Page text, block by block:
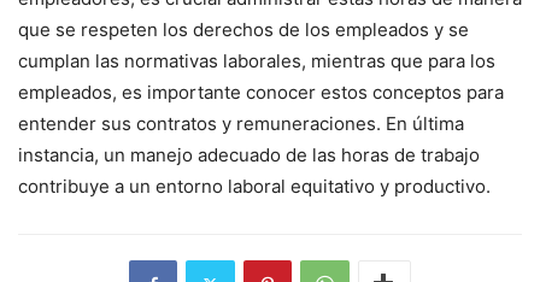
que se respeten los derechos de los empleados y se
cumplan las normativas laborales, mientras que para los
empleados, es importante conocer estos conceptos para
entender sus contratos y remuneraciones. En última
instancia, un manejo adecuado de las horas de trabajo
contribuye a un entorno laboral equitativo y productivo.